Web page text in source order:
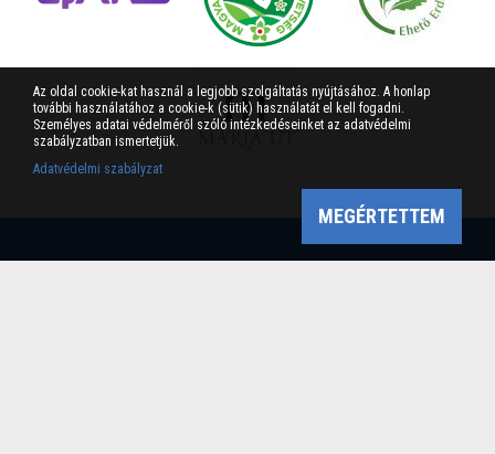
Az oldal cookie-kat használ a legjobb szolgáltatás nyújtásához. A honlap
további használatához a cookie-k (sütik) használatát el kell fogadni.
Személyes adatai védelméről szóló intézkedéseinket az adatvédelmi
szabályzatban ismertetjük.
Adatvédelmi szabályzat
MEGÉRTETTEM